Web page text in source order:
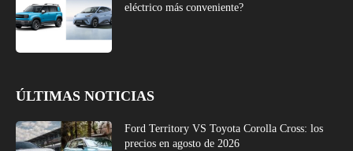
eléctrico más conveniente?
ÚLTIMAS NOTICIAS
Ford Territory VS Toyota Corolla Cross: los
precios en agosto de 2026